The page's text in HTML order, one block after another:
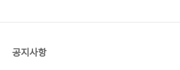
공지사항